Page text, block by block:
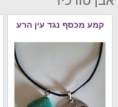
קמע מכסף נגד עין הרע